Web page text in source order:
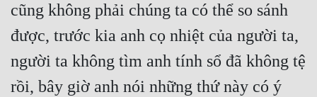
Nữ Phụ
Phong Thủy - Tâm Linh
cũng không phải chúng ta có thể so sánh
được, trước kia anh cọ nhiệt của người ta,
người ta không tìm anh tính sổ đã không tệ
rồi, bây giờ anh nói những thứ này có ý